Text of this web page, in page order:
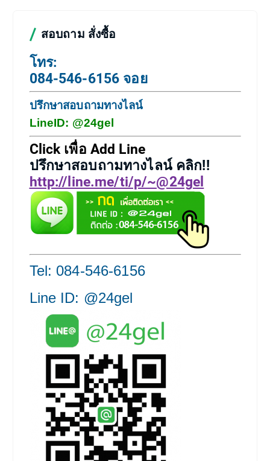
สอบถาม สั่งซื้อ
โทร:
084-546-6156 จอย
ปรึกษาสอบถามทางไลน์
LineID: @24gel
Click เพื่อ Add Line
ปรึกษาสอบถามทางไลน์ คลิก!!
http://line.me/ti/p/~@24gel
Tel: 084-546-6156
Line ID: @24gel